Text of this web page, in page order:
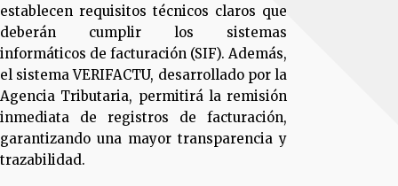
establecen requisitos técnicos claros que
deberán cumplir los sistemas
informáticos de facturación (SIF). Además,
el sistema VERIFACTU, desarrollado por la
Agencia Tributaria, permitirá la remisión
inmediata de registros de facturación,
garantizando una mayor transparencia y
trazabilidad.